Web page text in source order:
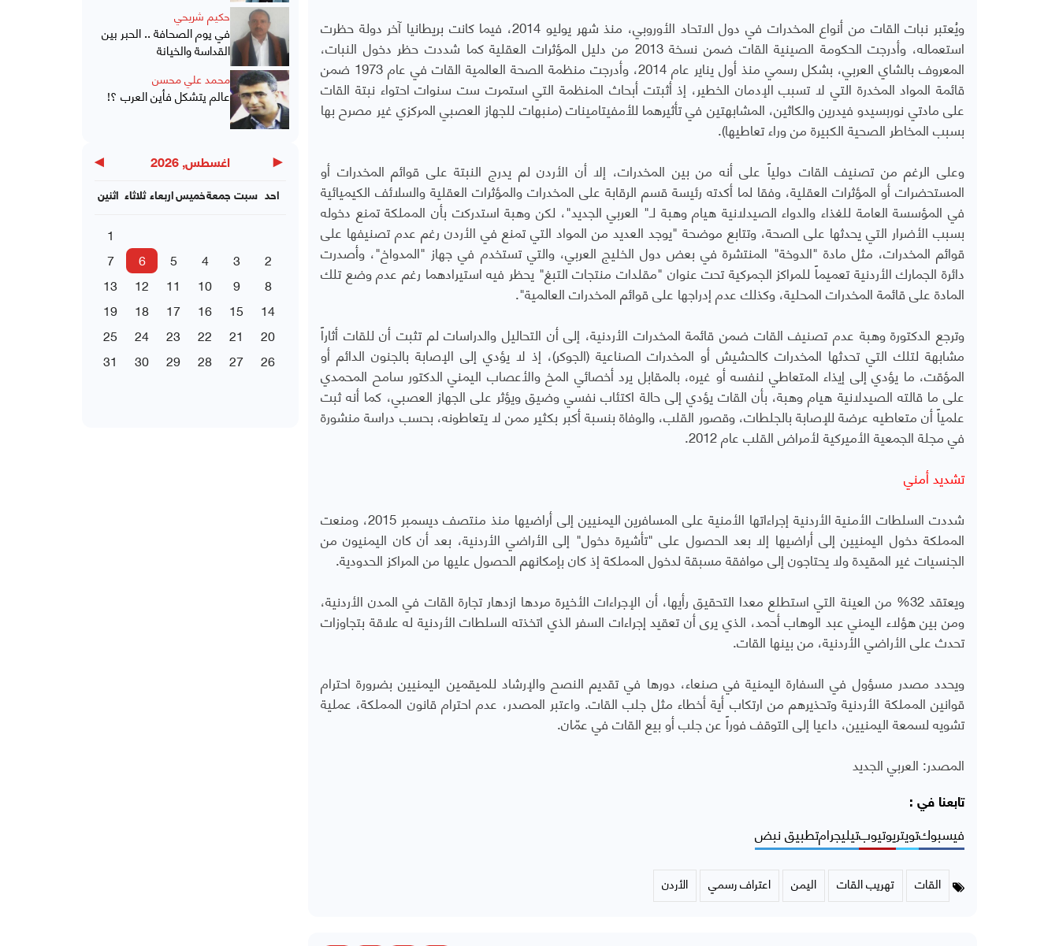
ويُعتبر نبات القات من أنواع المخدرات في دول الاتحاد الأوروبي، منذ شهر يوليو 2014، فيما كانت بريطانيا آخر دولة حظرت
استعماله، وأدرجت الحكومة الصينية القات ضمن نسخة 2013 من دليل المؤثرات العقلية كما شددت حظر دخول النبات،
المعروف بالشاي العربي، بشكل رسمي منذ أول يناير عام 2014، وأدرجت منظمة الصحة العالمية القات في عام 1973 ضمن
قائمة المواد المخدرة التي لا تسبب الإدمان الخطير، إذ أثبتت أبحاث المنظمة التي استمرت ست سنوات احتواء نبتة القات
على مادتي نوربسيدو فيدرين والكاثين، المشابهتين في تأثيرهما للأمفيتامينات (منبهات للجهاز العصبي المركزي غير مصرح بها
بسبب المخاطر الصحية الكبيرة من وراء تعاطيها).
وعلى الرغم من تصنيف القات دولياً على أنه من بين المخدرات، إلا أن الأردن لم يدرج النبتة على قوائم المخدرات أو
المستحضرات أو المؤثرات العقلية، وفقا لما أكدته رئيسة قسم الرقابة على المخدرات والمؤثرات العقلية والسلائف الكيميائية
في المؤسسة العامة للغذاء والدواء الصيدلانية هيام وهبة لـ" العربي الجديد"، لكن وهبة استدركت بأن المملكة تمنع دخوله
بسبب الأضرار التي يحدثها على الصحة، وتتابع موضحة "يوجد العديد من المواد التي تمنع في الأردن رغم عدم تصنيفها على
قوائم المخدرات، مثل مادة "الدوخة" المنتشرة في بعض دول الخليج العربي، والتي تستخدم في جهاز "المدواخ"، وأصدرت
دائرة الجمارك الأردنية تعميماً للمراكز الجمركية تحت عنوان "مقلدات منتجات التبغ" يحظر فيه استيرادهما رغم عدم وضع تلك
المادة على قائمة المخدرات المحلية، وكذلك عدم إدراجها على قوائم المخدرات العالمية".
وترجع الدكتورة وهبة عدم تصنيف القات ضمن قائمة المخدرات الأردنية، إلى أن التحاليل والدراسات لم تثبت أن للقات أثاراً
مشابهة لتلك التي تحدثها المخدرات كالحشيش أو المخدرات الصناعية (الجوكر)، إذ لا يؤدي إلى الإصابة بالجنون الدائم أو
المؤقت، ما يؤدي إلى إيذاء المتعاطي لنفسه أو غيره، بالمقابل يرد أخصائي المخ والأعصاب اليمني الدكتور سامح المحمدي
على ما قالته الصيدلانية هيام وهبة، بأن القات يؤدي إلى حالة اكتئاب نفسي وضيق ويؤثر على الجهاز العصبي، كما أنه ثبت
علمياً أن متعاطيه عرضة للإصابة بالجلطات، وقصور القلب، والوفاة بنسبة أكبر بكثير ممن لا يتعاطونه، بحسب دراسة منشورة
في مجلة الجمعية الأميركية لأمراض القلب عام 2012.
تشديد أمني
شددت السلطات الأمنية الأردنية إجراءاتها الأمنية على المسافرين اليمنيين إلى أراضيها منذ منتصف ديسمبر 2015، ومنعت
المملكة دخول اليمنيين إلى أراضيها إلا بعد الحصول على "تأشيرة دخول" إلى الأراضي الأردنية، بعد أن كان اليمنيون من
الجنسيات غير المقيدة ولا يحتاجون إلى موافقة مسبقة لدخول المملكة إذ كان بإمكانهم الحصول عليها من المراكز الحدودية.
ويعتقد 32% من العينة التي استطلع معدا التحقيق رأيها، أن الإجراءات الأخيرة مردها ازدهار تجارة القات في المدن الأردنية،
ومن بين هؤلاء اليمني عبد الوهاب أحمد، الذي يرى أن تعقيد إجراءات السفر الذي اتخذته السلطات الأردنية له علاقة بتجاوزات
تحدث على الأراضي الأردنية، من بينها القات.
ويحدد مصدر مسؤول في السفارة اليمنية في صنعاء، دورها في تقديم النصح والإرشاد للميقمين اليمنيين بضرورة احترام
قوانين المملكة الأردنية وتحذيرهم من ارتكاب أية أخطاء مثل جلب القات. واعتبر المصدر، عدم احترام قانون المملكة، عملية
تشويه لسمعة اليمنيين، داعيا إلى التوقف فوراً عن جلب أو بيع القات في عمّان.
المصدر: العربي الجديد
تابعنا في :
فيسبوكتويتريوتيوبتيليجرامتطبيق نبض
القات تهريب القات اليمن اعتراف رسمي الأردن
حكيم شريحي
في يوم الصحافة .. الحبر بين
القداسة والخيانة
محمد علي محسن
عالم يتشكل فأين العرب ؟!
◀ اغسطس, 2026 ▶
اثنين ثلاثاء اربعاءخميسجمعة سبت احد
1
2
3
4
5
6
7
8
9
10
11
12
13
14
15
16
17
18
19
20
21
22
23
24
25
26
27
28
29
30
31